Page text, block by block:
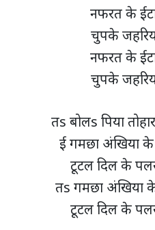
नफरत के
चुपके
नफरत के
चुपके
तs बोलs पिया
ई गमछा अंखिया के
टूटल दिल के
तs गमछा अंखिया के
टूटल दिल के